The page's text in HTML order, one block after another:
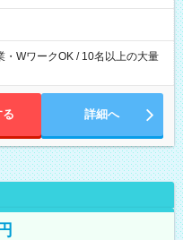
・WワークOK / 10名以上の大量
る 詳細へ